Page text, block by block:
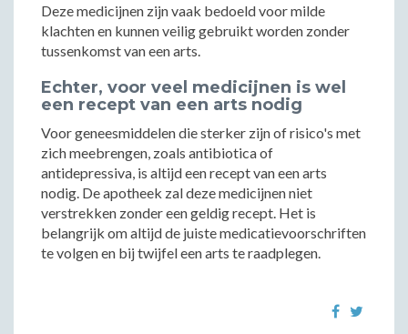
Deze medicijnen zijn vaak bedoeld voor milde
klachten en kunnen veilig gebruikt worden zonder
tussenkomst van een arts.
Echter, voor veel medicijnen is wel
een recept van een arts nodig
Voor geneesmiddelen die sterker zijn of risico's met
zich meebrengen, zoals antibiotica of
antidepressiva, is altijd een recept van een arts
nodig. De apotheek zal deze medicijnen niet
verstrekken zonder een geldig recept. Het is
belangrijk om altijd de juiste medicatievoorschriften
te volgen en bij twijfel een arts te raadplegen.